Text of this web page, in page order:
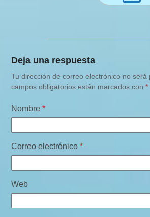
Deja una respuesta
Tu dirección de correo electrónico no será
campos obligatorios están marcados con*
Nombre*
Correo electrónico*
Web